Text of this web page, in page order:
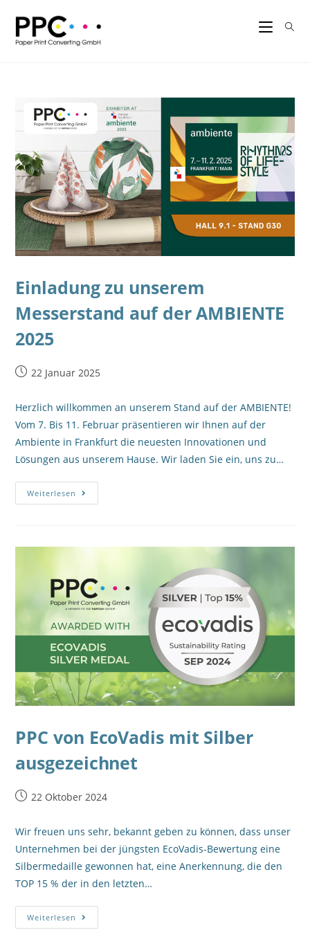
Einladung zu unserem
Messerstand auf der AMBIENTE
2025
22 Januar 2025
Herzlich willkommen an unserem Stand auf der AMBIENTE!
Vom 7. Bis 11. Februar präsentieren wir Ihnen auf der
Ambiente in Frankfurt die neuesten Innovationen und
Lösungen aus unserem Hause. Wir laden Sie ein, uns zu…
Weiterlesen
PPC von EcoVadis mit Silber
ausgezeichnet
22 Oktober 2024
Wir freuen uns sehr, bekannt geben zu können, dass unser
Unternehmen bei der jüngsten EcoVadis-Bewertung eine
Silbermedaille gewonnen hat, eine Anerkennung, die den
TOP 15 % der in den letzten…
Weiterlesen